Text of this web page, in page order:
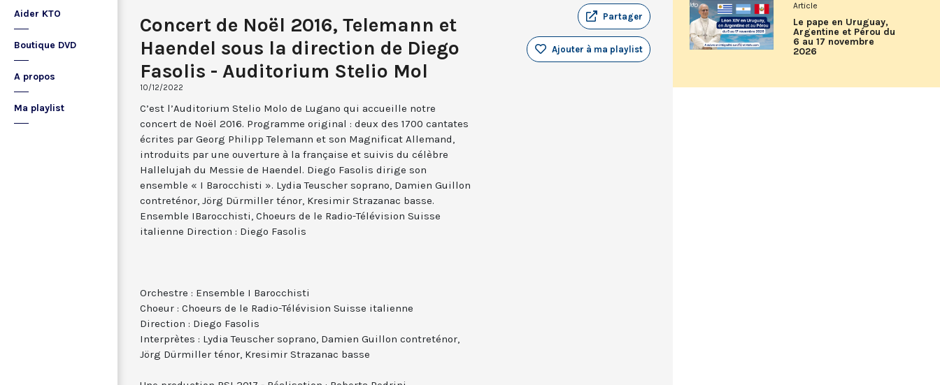
Aider KTO
Boutique DVD
A propos
Ma playlist
Concert de Noël 2016, Telemann et
Haendel sous la direction de Diego
Fasolis - Auditorium Stelio Mol
10/12/2022
Partager
Ajouter à ma playlist
C’est l’Auditorium Stelio Molo de Lugano qui accueille notre
concert de Noël 2016. Programme original : deux des 1700 cantates
écrites par Georg Philipp Telemann et son Magnificat Allemand,
introduits par une ouverture à la française et suivis du célèbre
Hallelujah du Messie de Haendel. Diego Fasolis dirige son
ensemble « I Barocchisti ». Lydia Teuscher soprano, Damien Guillon
contreténor, Jörg Dürmiller ténor, Kresimir Strazanac basse.
Ensemble IBarocchisti, Choeurs de le Radio-Télévision Suisse
italienne Direction : Diego Fasolis
Orchestre : Ensemble I Barocchisti
Choeur : Choeurs de le Radio-Télévision Suisse italienne
Direction : Diego Fasolis
Interprètes : Lydia Teuscher soprano, Damien Guillon contreténor,
Jörg Dürmiller ténor, Kresimir Strazanac basse
Article
Le pape en Uruguay,
Argentine et Pérou du
6 au 17 novembre
2026